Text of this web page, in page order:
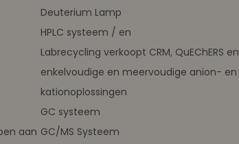
aan
Deuterium Lamp
HPLC systeem / en
Labrecycling verkoopt CRM, QuEChERS en
enkelvoudige en meervoudige anion- en
kationoplossingen
GC systeem
GC/MS Systeem